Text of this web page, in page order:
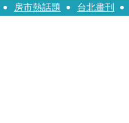
圖！徐欣瑩宣示無縫接軌楊
房市熱話題 台北畫刊